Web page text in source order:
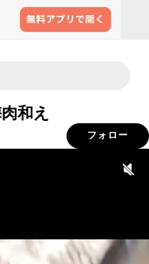
和え
フォロー